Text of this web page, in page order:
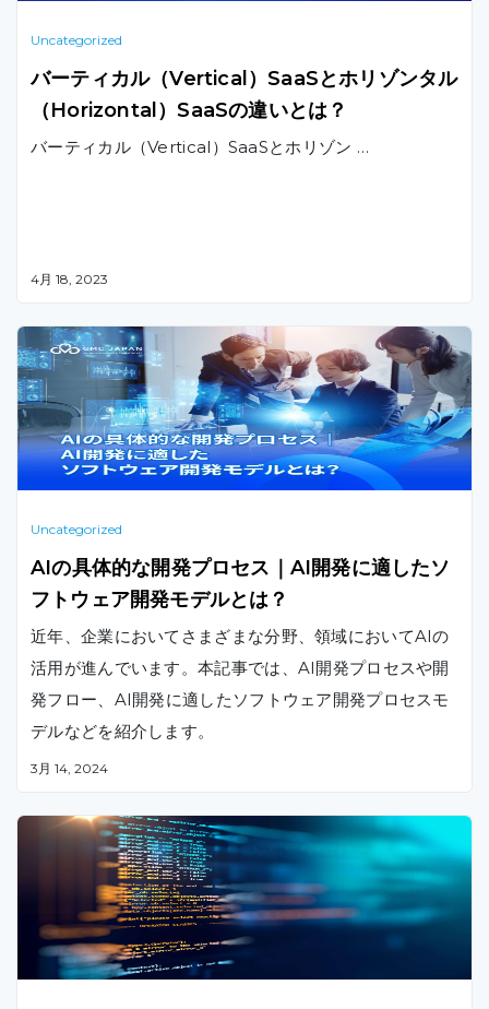
Uncategorized
バーティカル（Vertical）SaaSとホリゾンタル
（Horizontal）SaaSの違いとは？
バーティカル（Vertical）SaaSとホリゾン …
4月 18, 2023
Uncategorized
AIの具体的な開発プロセス｜AI開発に適したソ
フトウェア開発モデルとは？
近年、企業においてさまざまな分野、領域においてAIの
活用が進んでいます。本記事では、AI開発プロセスや開
発フロー、AI開発に適したソフトウェア開発プロセスモ
デルなどを紹介します。
3月 14, 2024